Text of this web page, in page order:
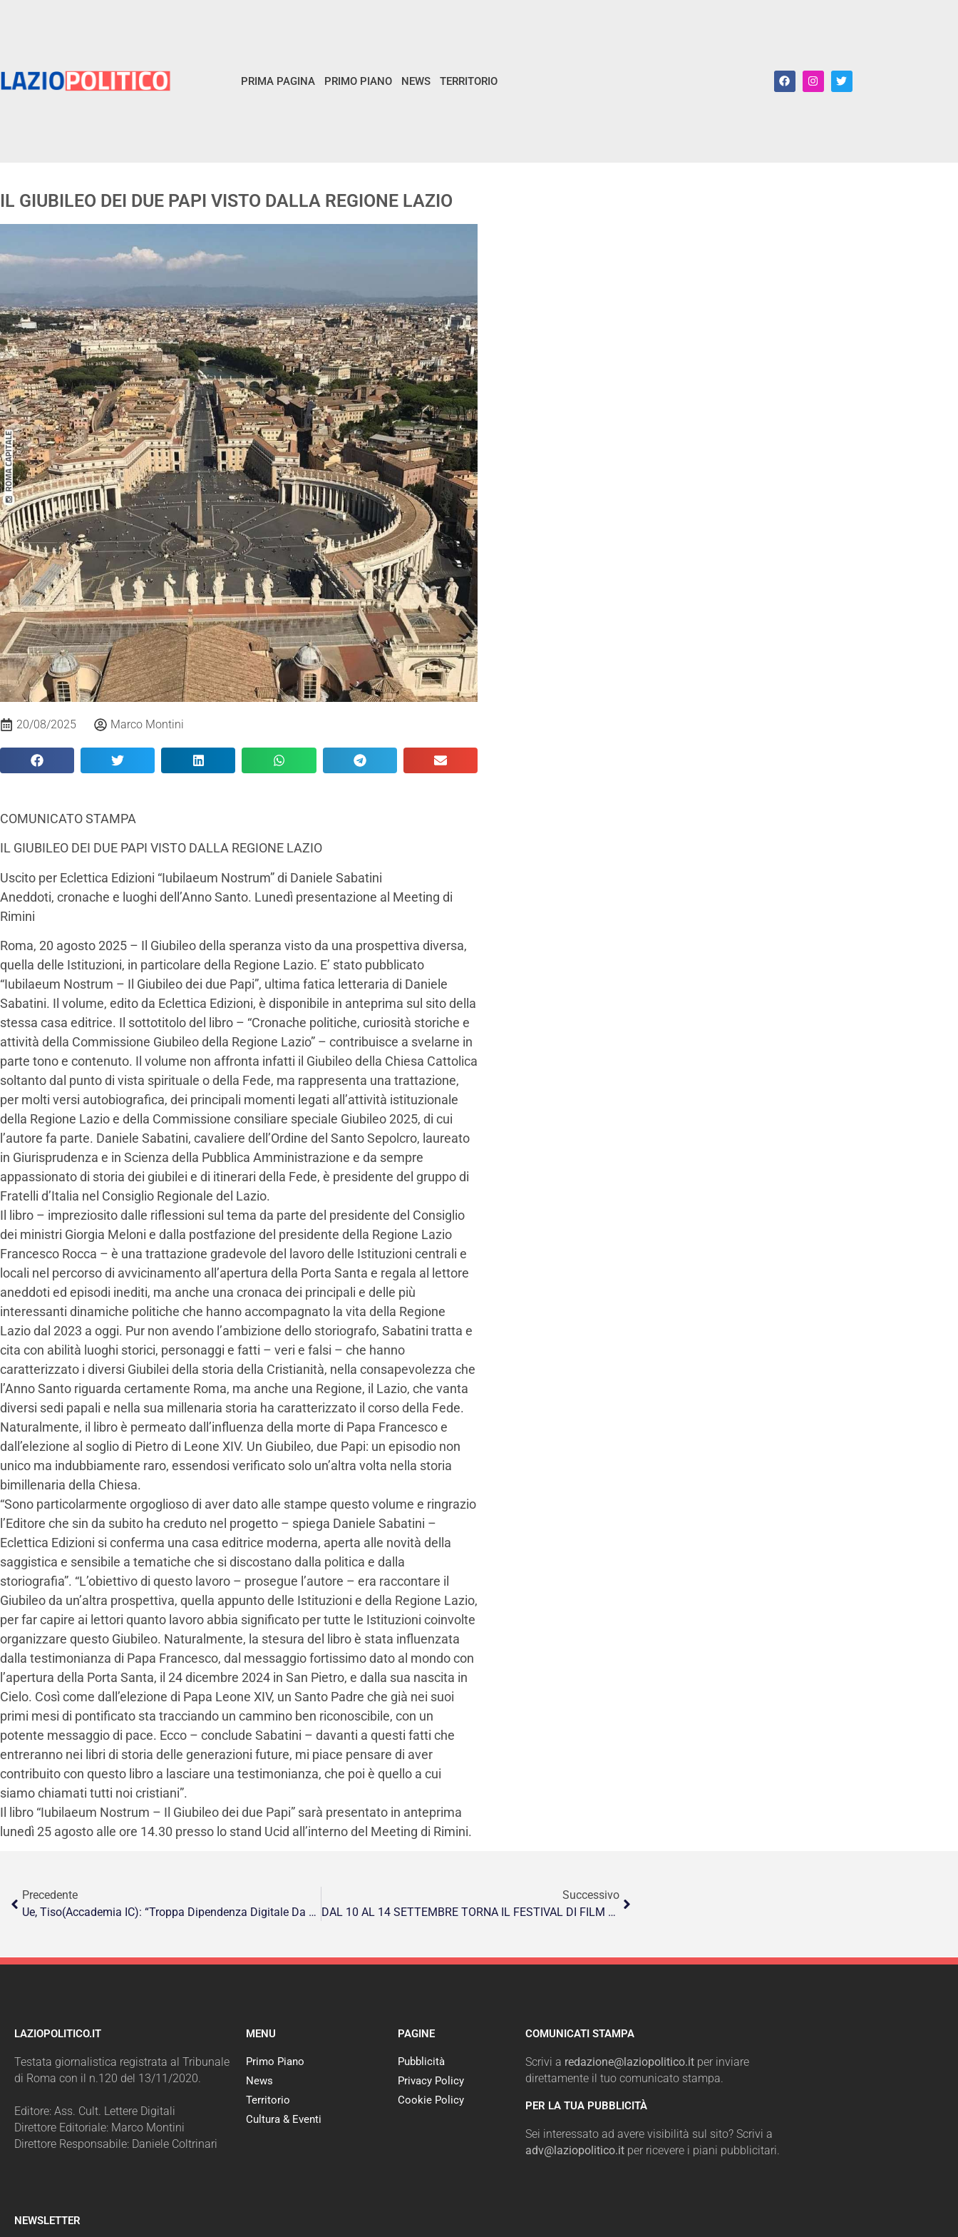
PRIMA PAGINA PRIMO PIANO NEWS TERRITORIO
IL GIUBILEO DEI DUE PAPI VISTO DALLA REGIONE LAZIO
20/08/2025 Marco Montini
COMUNICATO STAMPA
IL GIUBILEO DEI DUE PAPI VISTO DALLA REGIONE LAZIO
Uscito per Eclettica Edizioni “Iubilaeum Nostrum” di Daniele Sabatini
Aneddoti, cronache e luoghi dell’Anno Santo. Lunedì presentazione al Meeting di
Rimini
Roma, 20 agosto 2025 – Il Giubileo della speranza visto da una prospettiva diversa,
quella delle Istituzioni, in particolare della Regione Lazio. E’ stato pubblicato
“Iubilaeum Nostrum – Il Giubileo dei due Papi”, ultima fatica letteraria di Daniele
Sabatini. Il volume, edito da Eclettica Edizioni, è disponibile in anteprima sul sito della
stessa casa editrice. Il sottotitolo del libro – “Cronache politiche, curiosità storiche e
attività della Commissione Giubileo della Regione Lazio” – contribuisce a svelarne in
parte tono e contenuto. Il volume non affronta infatti il Giubileo della Chiesa Cattolica
soltanto dal punto di vista spirituale o della Fede, ma rappresenta una trattazione,
per molti versi autobiografica, dei principali momenti legati all’attività istituzionale
della Regione Lazio e della Commissione consiliare speciale Giubileo 2025, di cui
l’autore fa parte. Daniele Sabatini, cavaliere dell’Ordine del Santo Sepolcro, laureato
in Giurisprudenza e in Scienza della Pubblica Amministrazione e da sempre
appassionato di storia dei giubilei e di itinerari della Fede, è presidente del gruppo di
Fratelli d’Italia nel Consiglio Regionale del Lazio.
Il libro – impreziosito dalle riflessioni sul tema da parte del presidente del Consiglio
dei ministri Giorgia Meloni e dalla postfazione del presidente della Regione Lazio
Francesco Rocca – è una trattazione gradevole del lavoro delle Istituzioni centrali e
locali nel percorso di avvicinamento all’apertura della Porta Santa e regala al lettore
aneddoti ed episodi inediti, ma anche una cronaca dei principali e delle più
interessanti dinamiche politiche che hanno accompagnato la vita della Regione
Lazio dal 2023 a oggi. Pur non avendo l’ambizione dello storiografo, Sabatini tratta e
cita con abilità luoghi storici, personaggi e fatti – veri e falsi – che hanno
caratterizzato i diversi Giubilei della storia della Cristianità, nella consapevolezza che
l’Anno Santo riguarda certamente Roma, ma anche una Regione, il Lazio, che vanta
diversi sedi papali e nella sua millenaria storia ha caratterizzato il corso della Fede.
Naturalmente, il libro è permeato dall’influenza della morte di Papa Francesco e
dall’elezione al soglio di Pietro di Leone XIV. Un Giubileo, due Papi: un episodio non
unico ma indubbiamente raro, essendosi verificato solo un’altra volta nella storia
bimillenaria della Chiesa.
“Sono particolarmente orgoglioso di aver dato alle stampe questo volume e ringrazio
l’Editore che sin da subito ha creduto nel progetto – spiega Daniele Sabatini –
Eclettica Edizioni si conferma una casa editrice moderna, aperta alle novità della
saggistica e sensibile a tematiche che si discostano dalla politica e dalla
storiografia”. “L’obiettivo di questo lavoro – prosegue l’autore – era raccontare il
Giubileo da un’altra prospettiva, quella appunto delle Istituzioni e della Regione Lazio,
per far capire ai lettori quanto lavoro abbia significato per tutte le Istituzioni coinvolte
organizzare questo Giubileo. Naturalmente, la stesura del libro è stata influenzata
dalla testimonianza di Papa Francesco, dal messaggio fortissimo dato al mondo con
l’apertura della Porta Santa, il 24 dicembre 2024 in San Pietro, e dalla sua nascita in
Cielo. Così come dall’elezione di Papa Leone XIV, un Santo Padre che già nei suoi
primi mesi di pontificato sta tracciando un cammino ben riconoscibile, con un
potente messaggio di pace. Ecco – conclude Sabatini – davanti a questi fatti che
entreranno nei libri di storia delle generazioni future, mi piace pensare di aver
contribuito con questo libro a lasciare una testimonianza, che poi è quello a cui
siamo chiamati tutti noi cristiani”.
Il libro “Iubilaeum Nostrum – Il Giubileo dei due Papi” sarà presentato in anteprima
lunedì 25 agosto alle ore 14.30 presso lo stand Ucid all’interno del Meeting di Rimini.
Precedente
Ue, Tiso(Accademia IC): “Troppa Dipendenza Digitale Da Usa. Cambiare Rotta”
Successivo
DAL 10 AL 14 SETTEMBRE TORNA IL FESTIVAL DI FILM DI VILLA MEDICI
LAZIOPOLITICO.IT
Testata giornalistica registrata al Tribunale
di Roma con il n.120 del 13/11/2020.
Editore: Ass. Cult. Lettere Digitali
Direttore Editoriale: Marco Montini
Direttore Responsabile: Daniele Coltrinari
MENU
Primo Piano
News
Territorio
Cultura & Eventi
PAGINE
Pubblicità
Privacy Policy
Cookie Policy
COMUNICATI STAMPA
Scrivi a redazione@laziopolitico.itper inviare
direttamente il tuo comunicato stampa.
PER LA TUA PUBBLICITÀ
Sei interessato ad avere visibilità sul sito? Scrivi a
adv@laziopolitico.it per ricevere i piani pubblicitari.
NEWSLETTER